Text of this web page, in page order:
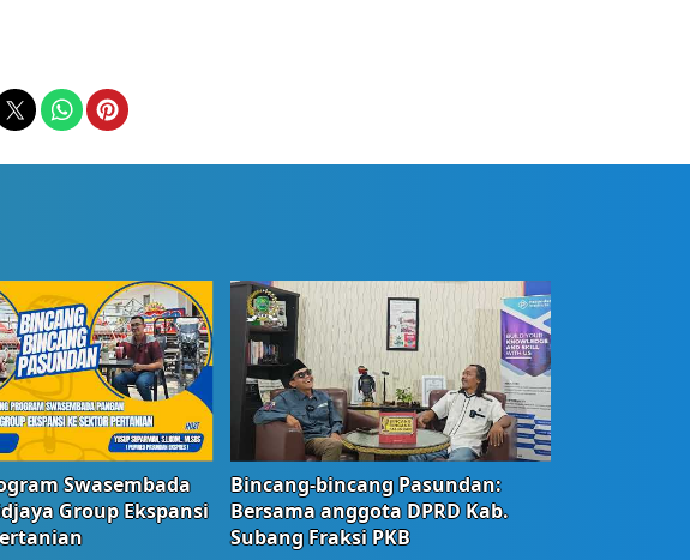
Swasembada
Group Ekspansi
Bincang-bincang Pasundan:
Bersama anggota DPRD Kab.
Subang Fraksi PKB